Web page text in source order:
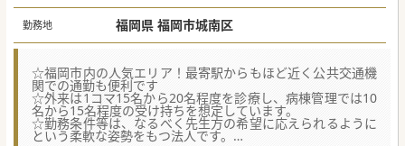
勤務地 福岡県 福岡市城南区
☆福岡市内の人気エリア！最寄駅からもほど近く公共交通機
関での通勤も便利です
☆外来は1コマ15名から20名程度を診療し、病棟管理では10
名から15名程度の受け持ちを想定しています。
☆勤務条件等は、なるべく先生方の希望に応えられるように
という柔軟な姿勢をもつ法人です。